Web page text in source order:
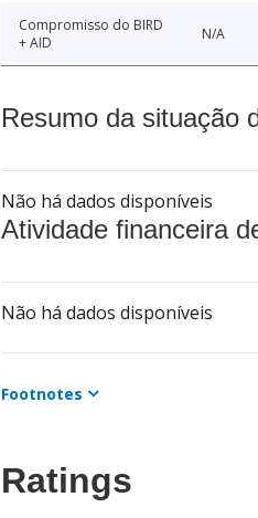
Compromisso do BIRD
+ AID
N/A
Resumo da situação
Não há dados disponíveis
Atividade financeira
Não há dados disponíveis
Footnotes
Ratings